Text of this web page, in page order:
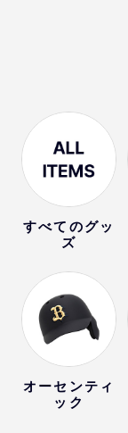
すべてのグッ
ズ
オーセンティ
ック